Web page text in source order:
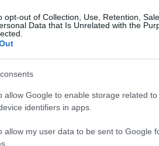
opt-out of Collection, Use, Retention,
Data that Is Unrelated with the
allow Google to enable storage related
identifiers in apps.
allow my user data to be sent to Google
2. Hatékonyabb
3. Jobb
személyiségfejlesztési
elsajátítása, segíthetnek